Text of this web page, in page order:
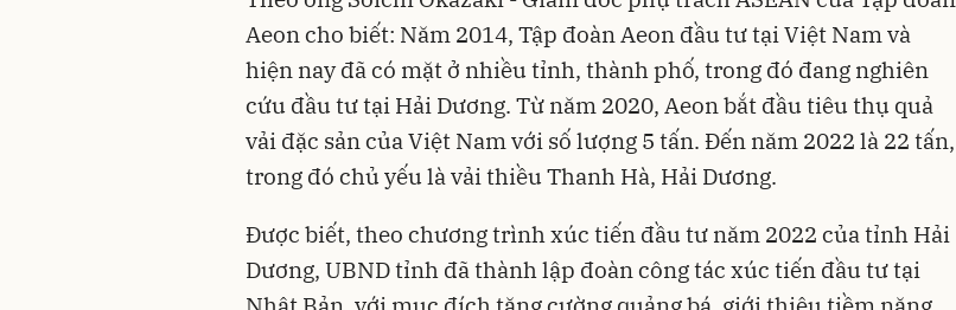
Aeon cho biết: Năm 2014, Tập đoàn Aeon đầu tư tại Việt Nam và
hiện nay đã có mặt ở nhiều tỉnh, thành phố, trong đó đang nghiên
cứu đầu tư tại Hải Dương. Từ năm 2020, Aeon bắt đầu tiêu thụ quả
vải đặc sản của Việt Nam với số lượng 5 tấn. Đến năm 2022 là 22 tấn,
trong đó chủ yếu là vải thiều Thanh Hà, Hải Dương.
Được biết, theo chương trình xúc tiến đầu tư năm 2022 của tỉnh Hải
Dương, UBND tỉnh đã thành lập đoàn công tác xúc tiến đầu tư tại